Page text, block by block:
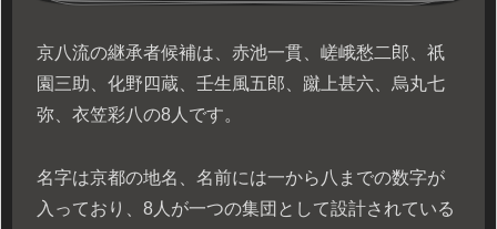
京八流の継承者候補は、赤池一貫、嵯峨愁二郎、祇
園三助、化野四蔵、壬生風五郎、蹴上甚六、烏丸七
弥、衣笠彩八の8人です。
名字は京都の地名、名前には一から八までの数字が
入っており、8人が一つの集団として設計されている